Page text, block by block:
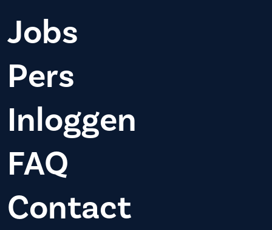
Jobs
Pers
Inloggen
FAQ
Contact